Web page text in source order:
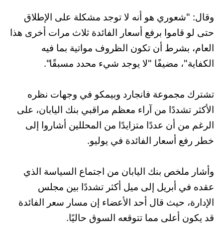
وقال: "شعوري هو أنه لا توجد مشكلة على الإطلاق
حتى لو قاموا برفع أسعار الفائدة ثلاث مرات أخرى هذا
العام، بشرط أن تكون الظروف مواتية بما فيه
الكفاية"، مضيفًا "لا يوجد شيء محدد مسبقًا".
تشترك مجموعة فانجارد وبيمكو في وجهات نظره
الأكثر تشددًا من آراء معظم مراقبي بنك اليابان، على
الرغم من أن عددًا متزايدًا من المحللين أشاروا إلى
خطر رفع أسعار الفائدة في يوليو.
وأشار ملخص بنك اليابان من اجتماع السياسة الذي
عقده في أبريل إلى ميل أكثر تشددًا بين مجلس
الإدارة، حيث قال أحد الأعضاء إن مسار سعر الفائدة
قد يكون أعلى مما تتوقعه السوق حاليًا.